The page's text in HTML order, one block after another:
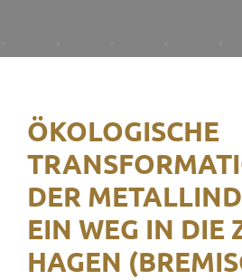
ÖKOLOGISCHE
DER
EIN WEG IN DIE
HAGEN